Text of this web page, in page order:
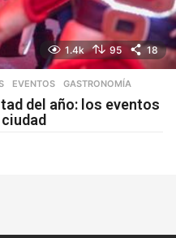
1.4k 95 18
,EVENTOS ,GASTRONOMÍA
del año: los eventos